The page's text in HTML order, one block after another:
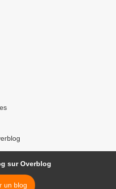
sur Overblog
un blog